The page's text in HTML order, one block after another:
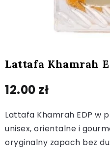
Lattafa Khamrah
12.00 zł
Lattafa Khamrah EDP w
unisex, orientalne i
oryginalny zapach bez